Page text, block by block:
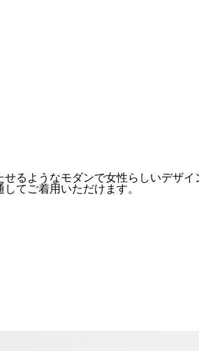
るようなモダンで女性らしいデザイ
てご着用いただけます。